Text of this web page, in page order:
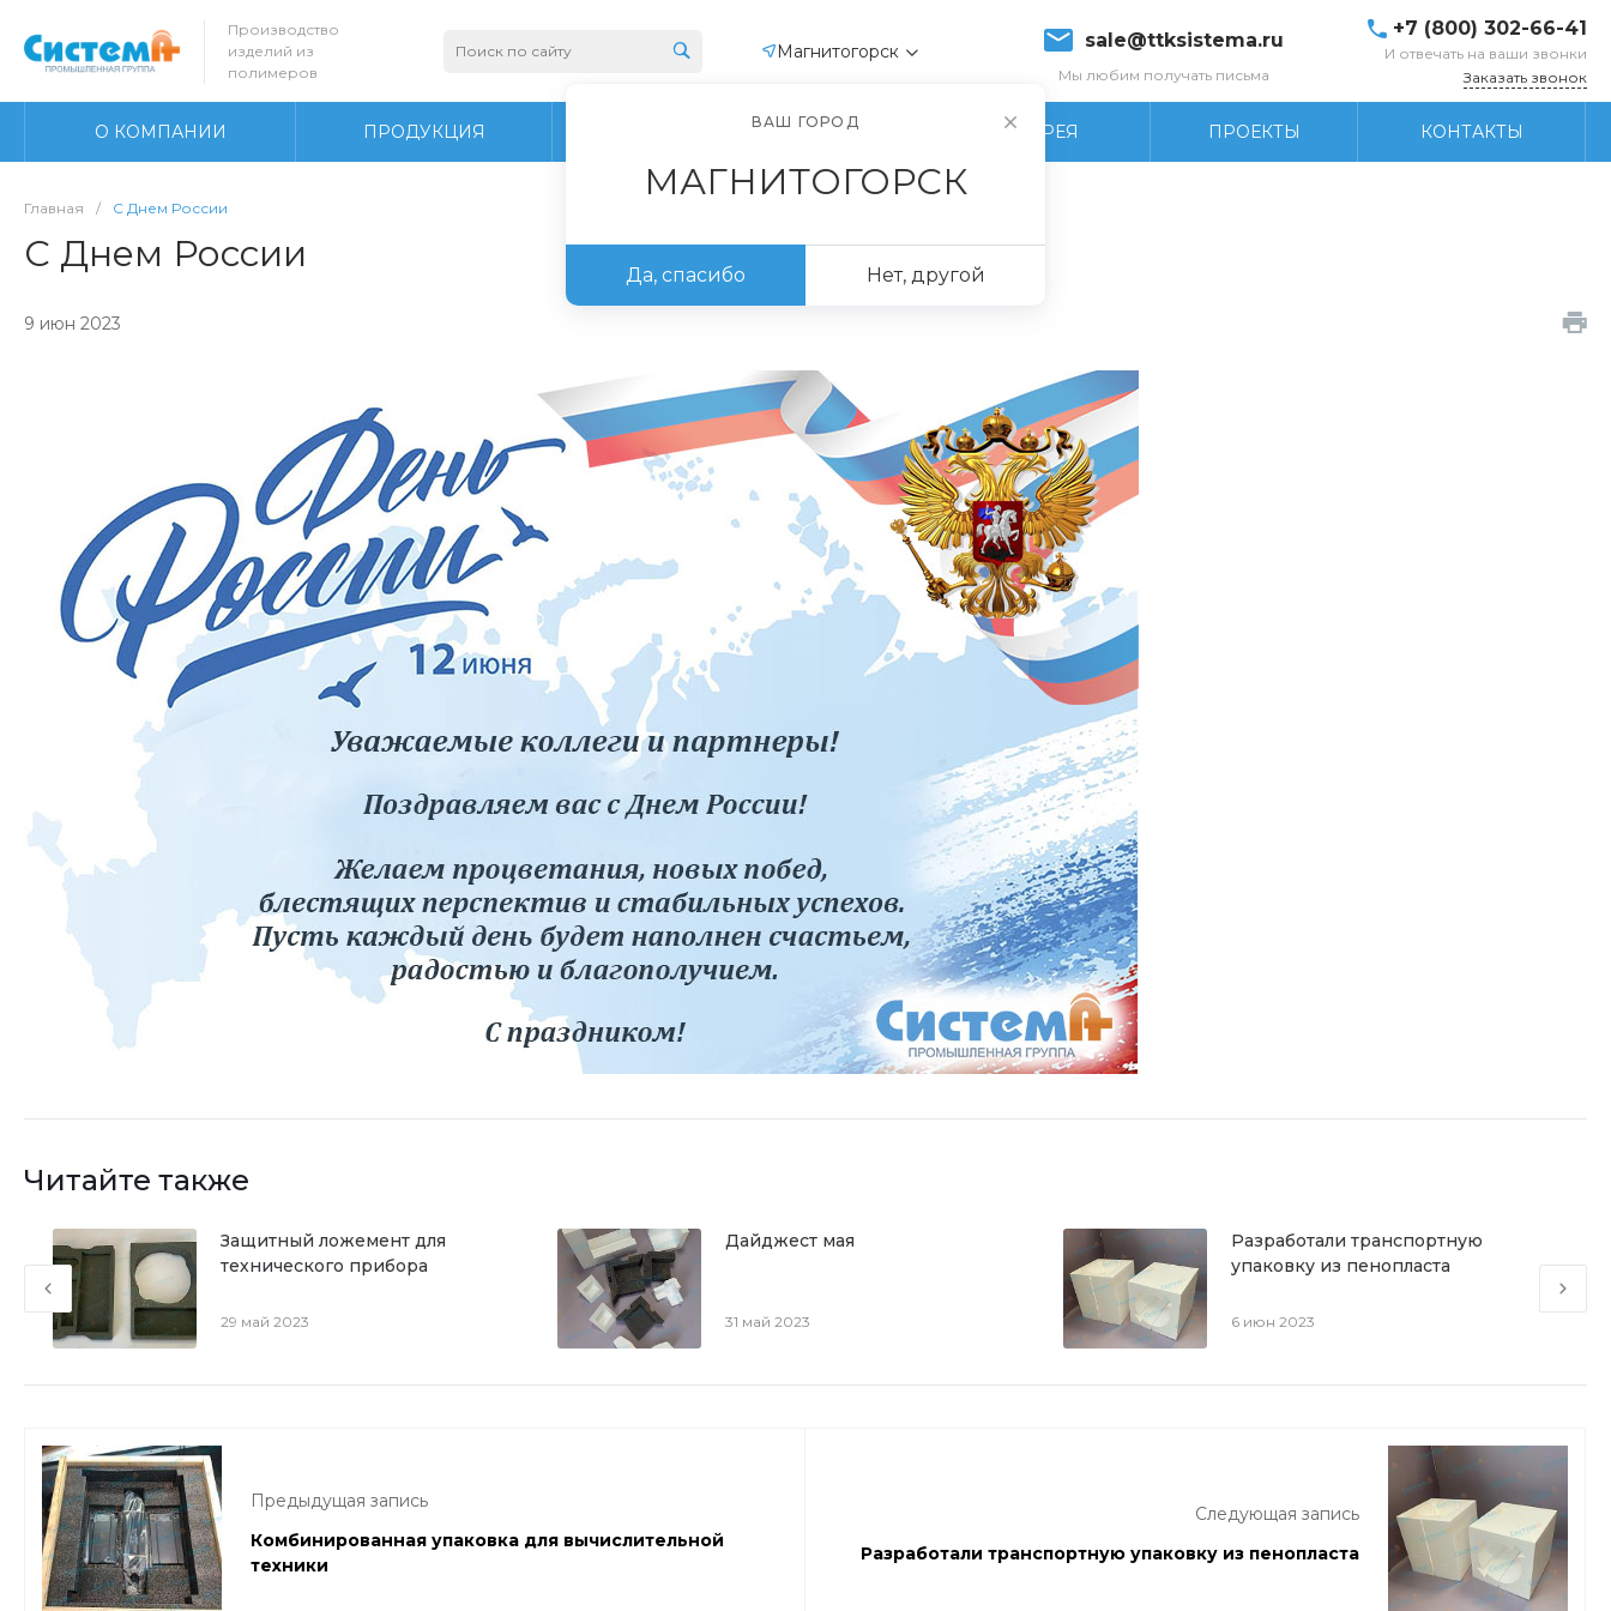
Производство
изделий из
полимеров
Магнитогорск sale@ttksistema.ru
Мы любим получать письма
+7 (800) 302-66-41
И отвечать на ваши звонки
Заказать звонок
О КОМПАНИИ ПРОДУКЦИЯ ПРОИЗВОДСТВО ФОТОГАЛЕРЕЯ ПРОЕКТЫ КОНТАКТЫ
Главная / С Днем России
С Днем России
9 июн 2023
Читайте также
Защитный ложемент для
технического прибора
29 май 2023
Дайджест мая
31 май 2023
Разработали транспортную
упаковку из пенопласта
6 июн 2023
Предыдущая запись
Комбинированная упаковка для вычислительной
техники
Следующая запись
Разработали транспортную упаковку из пенопласта
ВАШ ГОРОД
МАГНИТОГОРСК
Да, спасибо Нет, другой